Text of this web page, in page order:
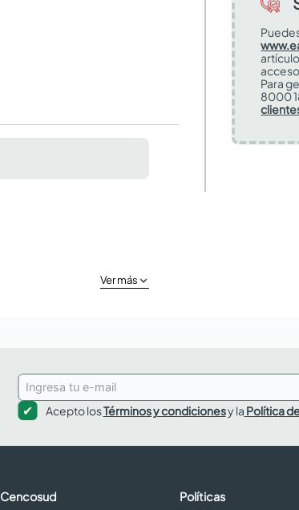
Para
8000
Ver más
Acepto losTérminos y condicionesy la Política
Cencosud
Políticas